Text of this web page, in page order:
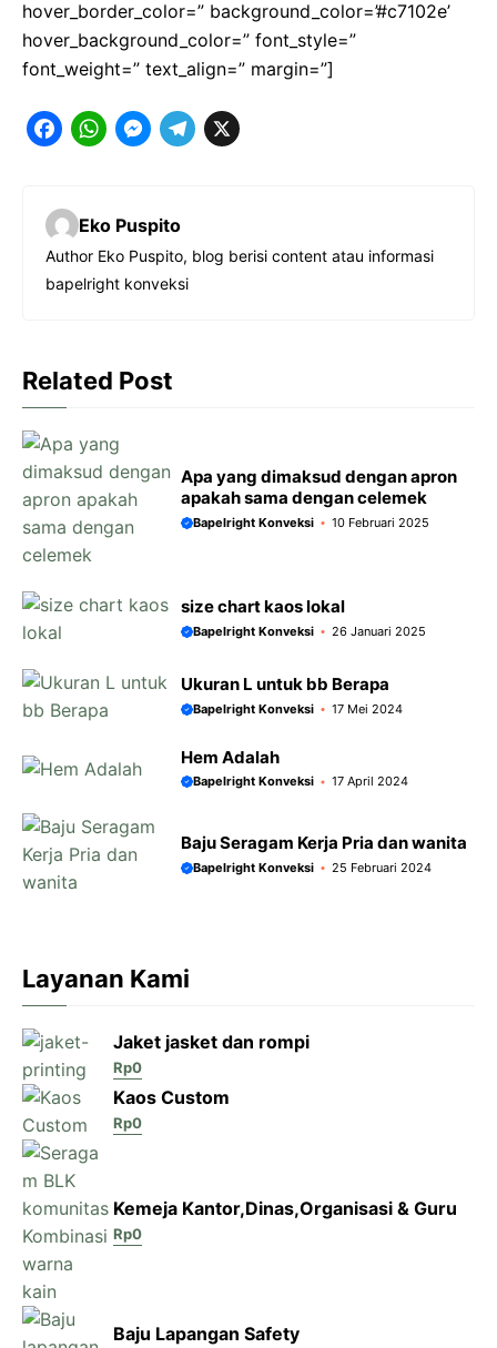
hover_border_color=” background_color=’#c7102e’
hover_background_color=” font_style=”
font_weight=” text_align=” margin=”]
F
c
e
b
k
W
t
s
p
M
s
e
e
T
e
g
m
X
Eko Puspito
Author Eko Puspito, blog berisi content atau informasi
bapelright konveksi
Related Post
Apa yang dimaksud dengan apron
apakah sama dengan celemek
Bapelright Konveksi 10 Februari 2025
size chart kaos lokal
Bapelright Konveksi 26 Januari 2025
Ukuran L untuk bb Berapa
Bapelright Konveksi 17 Mei 2024
Hem Adalah
Bapelright Konveksi 17 April 2024
Baju Seragam Kerja Pria dan wanita
Bapelright Konveksi 25 Februari 2024
Layanan Kami
Jaket jasket dan rompi
Rp0
Kaos Custom
Rp0
Kemeja Kantor,Dinas,Organisasi & Guru
Rp0
Baju Lapangan Safety